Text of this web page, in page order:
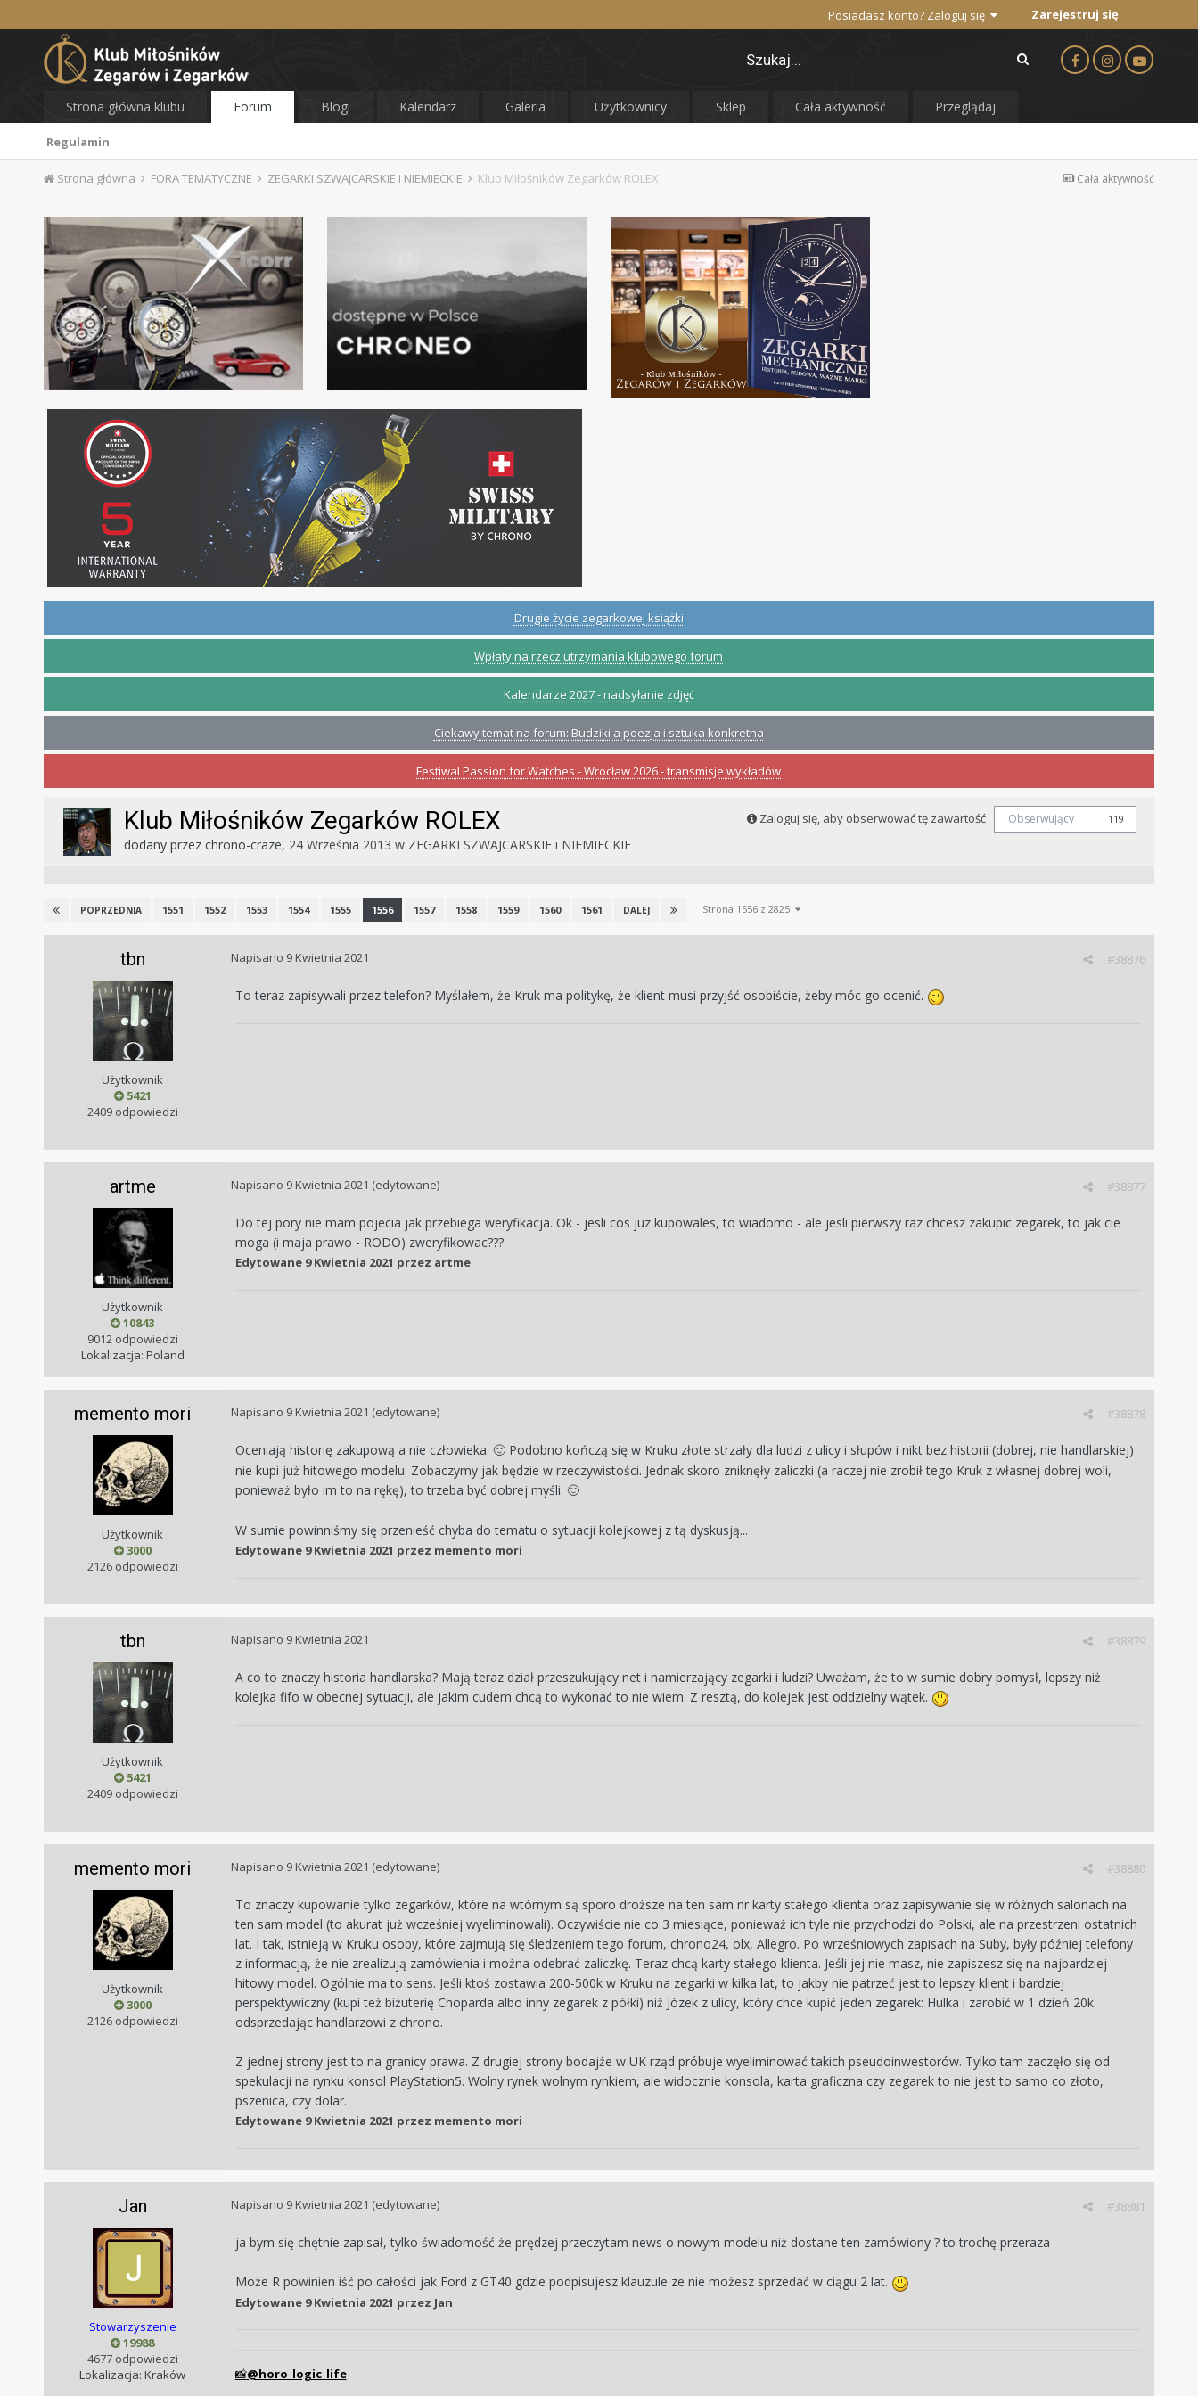
Posiadasz konto? Zaloguj się Zarejestruj się
Strona główna klubu Forum
Regulamin
Blogi Kalendarz Galeria Użytkownicy Sklep Cała aktywność Przeglądaj
Cała aktywność
Strona główna FORA TEMATYCZNE ZEGARKI SZWAJCARSKIE i NIEMIECKIE Klub Miłośników Zegarków ROLEX
Drugie życie zegarkowej książki
Wpłaty na rzecz utrzymania klubowego forum
Kalendarze 2027 - nadsyłanie zdjęć
Ciekawy temat na forum: Budziki a poezja i sztuka konkretna
Festiwal Passion for Watches - Wrocław 2026 - transmisje wykładów
Zaloguj się, aby obserwować tę zawartość Obserwujący 119
Klub Miłośników Zegarków ROLEX
dodany przez chrono-craze, 24 Września 2013 w ZEGARKI SZWAJCARSKIE i NIEMIECKIE
POPRZEDNIA 1551 1552 1553 1554 1555 1556 1557 1558 1559 1560 1561 DALEJ Strona 1556 z 2825
tbn
Użytkownik
5421
2409 odpowiedzi
#38876
Napisano 9 Kwietnia 2021
To teraz zapisywali przez telefon? Myślałem, że Kruk ma politykę, że klient musi przyjść osobiście, żeby móc go ocenić.
artme
Użytkownik
10843
9012 odpowiedzi
Lokalizacja: Poland
#38877
Napisano 9 Kwietnia 2021 (edytowane)
Do tej pory nie mam pojecia jak przebiega weryfikacja. Ok - jesli cos juz kupowales, to wiadomo - ale jesli pierwszy raz chcesz zakupic zegarek, to jak cie
moga (i maja prawo - RODO) zweryfikowac???
Edytowane 9 Kwietnia 2021 przez artme
memento mori
Użytkownik
3000
2126 odpowiedzi
#38878
Napisano 9 Kwietnia 2021 (edytowane)
Oceniają historię zakupową a nie człowieka. 🙂Podobno kończą się w Kruku złote strzały dla ludzi z ulicy i słupów i nikt bez historii (dobrej, nie handlarskiej)
nie kupi już hitowego modelu. Zobaczymy jak będzie w rzeczywistości. Jednak skoro zniknęły zaliczki (a raczej nie zrobił tego Kruk z własnej dobrej woli,
ponieważ było im to na rękę), to trzeba być dobrej myśli. 🙂
W sumie powinniśmy się przenieść chyba do tematu o sytuacji kolejkowej z tą dyskusją...
Edytowane 9 Kwietnia 2021 przez memento mori
tbn
Użytkownik
5421
2409 odpowiedzi
#38879
Napisano 9 Kwietnia 2021
A co to znaczy historia handlarska? Mają teraz dział przeszukujący net i namierzający zegarki i ludzi? Uważam, że to w sumie dobry pomysł, lepszy niż
kolejka fifo w obecnej sytuacji, ale jakim cudem chcą to wykonać to nie wiem. Z resztą, do kolejek jest oddzielny wątek.
memento mori
Użytkownik
3000
2126 odpowiedzi
#38880
Napisano 9 Kwietnia 2021 (edytowane)
To znaczy kupowanie tylko zegarków, które na wtórnym są sporo droższe na ten sam nr karty stałego klienta oraz zapisywanie się w różnych salonach na
ten sam model (to akurat już wcześniej wyeliminowali). Oczywiście nie co 3 miesiące, ponieważ ich tyle nie przychodzi do Polski, ale na przestrzeni ostatnich
lat. I tak, istnieją w Kruku osoby, które zajmują się śledzeniem tego forum, chrono24, olx, Allegro. Po wrześniowych zapisach na Suby, były później telefony
z informacją, że nie zrealizują zamówienia i można odebrać zaliczkę. Teraz chcą karty stałego klienta. Jeśli jej nie masz, nie zapiszesz się na najbardziej
hitowy model. Ogólnie ma to sens. Jeśli ktoś zostawia 200-500k w Kruku na zegarki w kilka lat, to jakby nie patrzeć jest to lepszy klient i bardziej
perspektywiczny (kupi też biżuterię Choparda albo inny zegarek z półki) niż Józek z ulicy, który chce kupić jeden zegarek: Hulka i zarobić w 1 dzień 20k
odsprzedając handlarzowi z chrono.
Z jednej strony jest to na granicy prawa. Z drugiej strony bodajże w UK rząd próbuje wyeliminować takich pseudoinwestorów. Tylko tam zaczęło się od
spekulacji na rynku konsol PlayStation5. Wolny rynek wolnym rynkiem, ale widocznie konsola, karta graficzna czy zegarek to nie jest to samo co złoto,
pszenica, czy dolar.
Edytowane 9 Kwietnia 2021 przez memento mori
Jan
Stowarzyszenie
19988
4677 odpowiedzi
Lokalizacja: Kraków
#38881
Napisano 9 Kwietnia 2021 (edytowane)
ja bym się chętnie zapisał, tylko świadomość że prędzej przeczytam news o nowym modelu niż dostane ten zamówiony ? to trochę przeraza
Może R powinien iść po całości jak Ford z GT40 gdzie podpisujesz klauzule ze nie możesz sprzedać w ciągu 2 lat.
Edytowane 9 Kwietnia 2021 przez Jan
📸@horo_logic_life